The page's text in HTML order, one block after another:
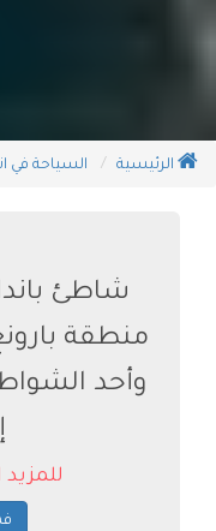
الرئيسية السياحة في
شاطئ
منطقة
وأحد